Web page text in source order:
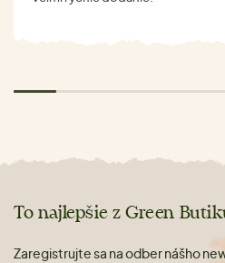
To najlepšie z Green
Zaregistrujte sa na odber nášho